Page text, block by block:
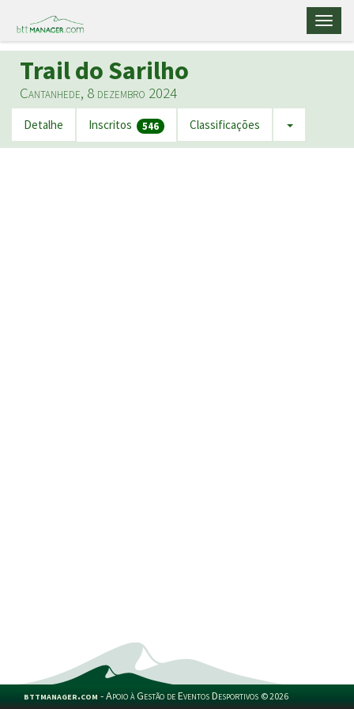
Trail do Sarilho
Cantanhede, 8 dezembro 2024
Detalhe Inscritos 546 Classificações
bttmanager.com -Apoio à Gestão de Eventos Desportivos ©2026